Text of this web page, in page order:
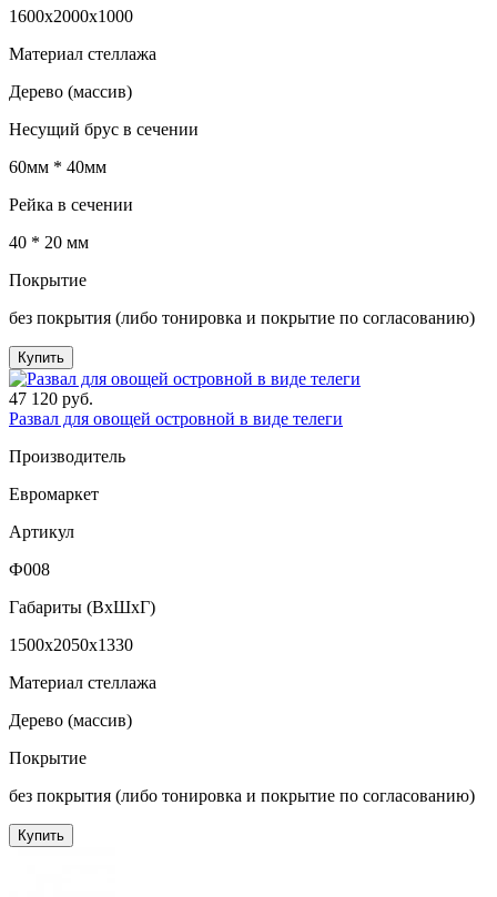
1600x2000x1000
Материал стеллажа
Дерево (массив)
Несущий брус в сечении
60мм * 40мм
Рейка в сечении
40 * 20 мм
Покрытие
без покрытия (либо тонировка и покрытие по согласованию)
Купить
47 120 руб.
Развал для овощей островной в виде телеги
Производитель
Евромаркет
Артикул
Ф008
Габариты (ВxШxГ)
1500x2050x1330
Материал стеллажа
Дерево (массив)
Покрытие
без покрытия (либо тонировка и покрытие по согласованию)
Купить